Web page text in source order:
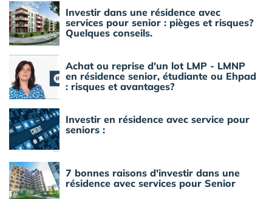
Investir dans une résidence avec
services pour senior : pièges et risques?
Quelques conseils.
Achat ou reprise d'un lot LMP - LMNP
en résidence senior, étudiante ou Ehpad
: risques et avantages?
Investir en résidence avec service pour
seniors :
7 bonnes raisons d'investir dans une
résidence avec services pour Senior